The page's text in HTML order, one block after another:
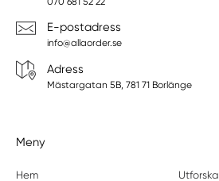
E-postadress
info@allaorder.se
Adress
Mästargatan 5B, 781 71 Borlänge
Meny
Hem Utforska